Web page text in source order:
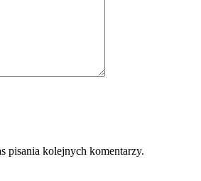
pisania kolejnych komentarzy.